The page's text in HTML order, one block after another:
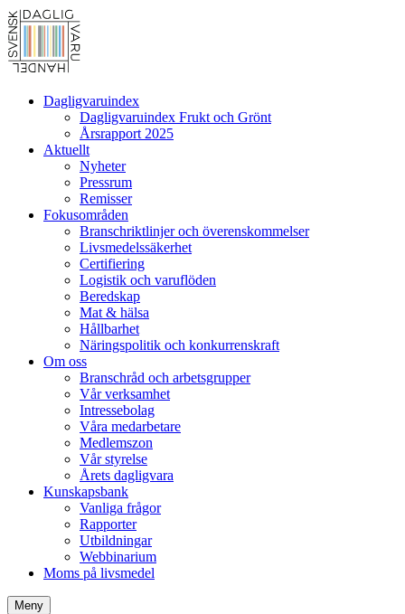
Dagligvaruindex
Dagligvaruindex Frukt och Grönt
Årsrapport 2025
Aktuellt
Nyheter
Pressrum
Remisser
Fokusområden
Branschriktlinjer och överenskommelser
Livsmedelssäkerhet
Certifiering
Logistik och varuflöden
Beredskap
Mat & hälsa
Hållbarhet
Näringspolitik och konkurrenskraft
Om oss
Branschråd och arbetsgrupper
Vår verksamhet
Intressebolag
Våra medarbetare
Medlemszon
Vår styrelse
Årets dagligvara
Kunskapsbank
Vanliga frågor
Rapporter
Utbildningar
Webbinarium
Moms på livsmedel
Meny